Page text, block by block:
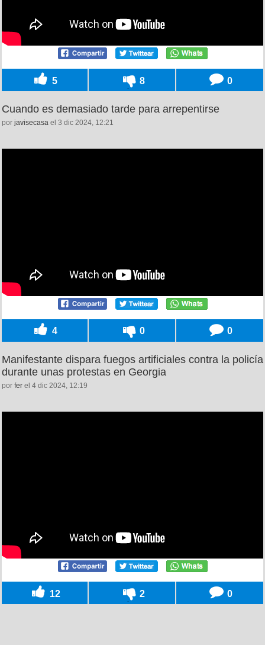
5 8 0
Cuando es demasiado tarde para arrepentirse
por javisecasa el 3 dic 2024, 12:21
4 0 0
Manifestante dispara fuegos artificiales contra la policía
durante unas protestas en Georgia
por fer el 4 dic 2024, 12:19
12 2 0